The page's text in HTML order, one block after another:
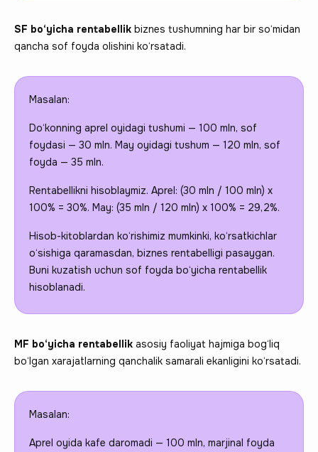
SF bo‘yicha rentabellik biznes tushumning har bir so‘midan
qancha sof foyda olishini ko‘rsatadi.
Masalan:
Do‘konning aprel oyidagi tushumi — 100 mln, sof
foydasi — 30 mln. May oyidagi tushum — 120 mln, sof
foyda — 35 mln.
Rentabellikni hisoblaymiz. Aprel: (30 mln / 100 mln) x
100% = 30%. May: (35 mln / 120 mln) x 100% = 29,2%.
Hisob-kitoblardan ko‘rishimiz mumkinki, ko‘rsatkichlar
o‘sishiga qaramasdan, biznes rentabelligi pasaygan.
Buni kuzatish uchun sof foyda bo‘yicha rentabellik
hisoblanadi.
MF bo‘yicha rentabellik asosiy faoliyat hajmiga bog‘liq
bo‘lgan xarajatlarning qanchalik samarali ekanligini ko‘rsatadi.
Masalan:
Aprel oyida kafe daromadi — 100 mln, marjinal foyda